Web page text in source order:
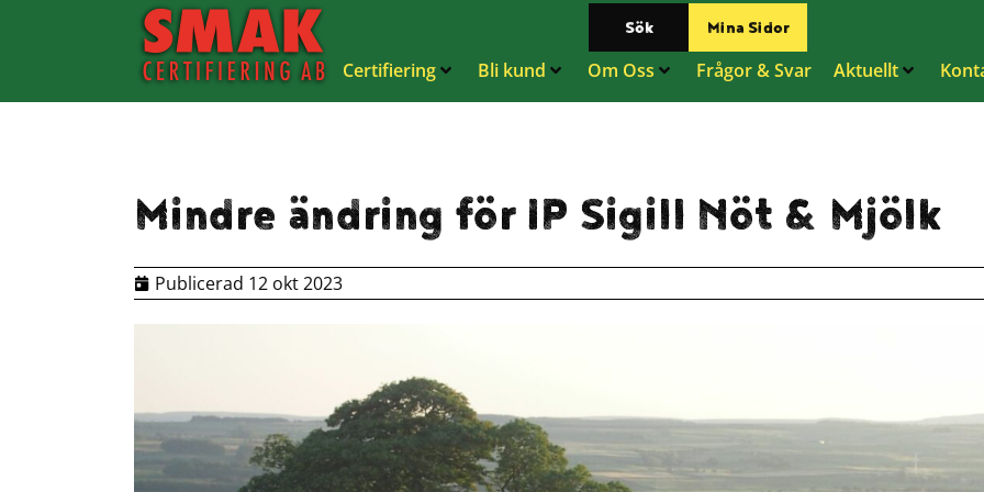
Sök Mina Sidor
Certifiering Bli kund Om Oss Frågor & Svar Aktuellt
Mindre ändring för IP Sigill Nöt & Mjölk
Publicerad 12 okt 2023